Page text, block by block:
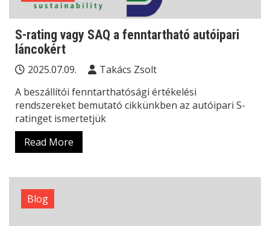
S-rating vagy SAQ a fenntartható autóipari
láncokért
2025.07.09.
Takács Zsolt
A beszállítói fenntarthatósági értékelési
rendszereket bemutató cikkünkben az autóipari S-
ratinget ismertetjük
Read More
Blog